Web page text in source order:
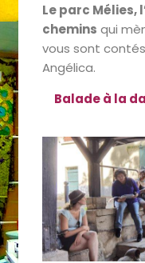
Le parc Mélies,
chemins qui
vous sont
Angélica.
Balade à la